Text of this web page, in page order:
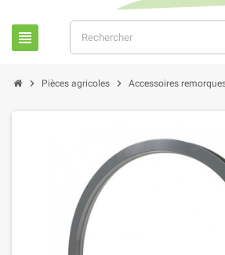
view_headline
chevron_right Pièces agricoles chevron_right Accessoires